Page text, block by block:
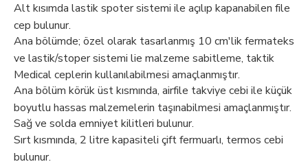
Alt kısımda lastik spoter sistemi ile açılıp kapanabilen file
cep bulunur.
Ana bölümde; özel olarak tasarlanmış 10 cm'lik fermateks
ve lastik/stoper sistemi lie malzeme sabitleme, taktik
Medical ceplerin kullanılabilmesi amaçlanmıştır.
Ana bölüm körük üst kısmında, airfile takviye cebi ile küçük
boyutlu hassas malzemelerin taşınabilmesi amaçlanmıştır.
Sağ ve solda emniyet kilitleri bulunur.
Sırt kısmında, 2 litre kapasiteli çift fermuarlı, termos cebi
bulunur.